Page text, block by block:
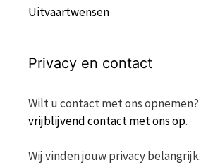
Uitvaartwensen
Privacy en contact
Wilt u contact met ons opnemen?
vrijblijvend contact met ons op.
Wij vinden jouw privacy belangrijk.